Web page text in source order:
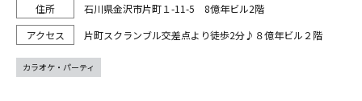
石川県金沢市片町１-11-5 8億年ビル2階
片町スクランブル交差点より徒歩2分♪８億年ビル２階
カラオケ・パーティ